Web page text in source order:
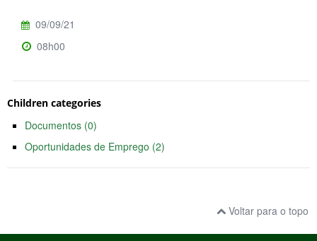
09/09/21
08h00
Children categories
Documentos (0)
Oportunidades de Emprego (2)
Voltar para o topo